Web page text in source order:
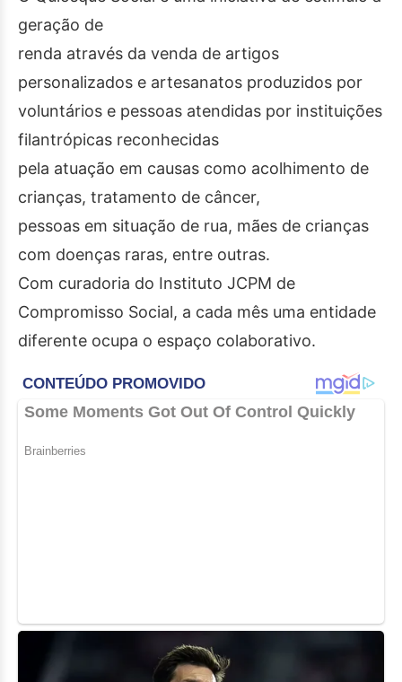
geração de
renda através da venda de artigos
personalizados e artesanatos produzidos por
voluntários e pessoas atendidas por instituições
filantrópicas reconhecidas
pela atuação em causas como acolhimento de
crianças, tratamento de câncer,
pessoas em situação de rua, mães de crianças
com doenças raras, entre outras.
Com curadoria do Instituto JCPM de
Compromisso Social, a cada mês uma entidade
diferente ocupa o espaço colaborativo.